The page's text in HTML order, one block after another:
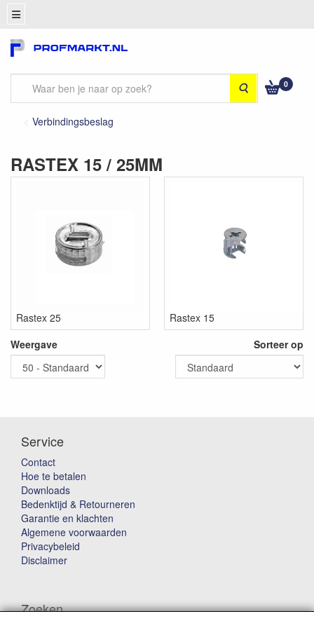
Zoeken 0
Verbindingsbeslag
RASTEX 15 / 25MM
Rastex 25
Rastex 15
Weergave
Sorteer op
Service
Contact
Hoe te betalen
Downloads
Bedenktijd & Retourneren
Garantie en klachten
Algemene voorwaarden
Privacybeleid
Disclaimer
Zoeken